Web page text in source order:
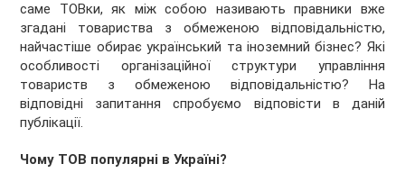
саме ТОВки, як між собою називають правники вже
згадані товариства з обмеженою відповідальністю,
найчастіше обирає український та іноземний бізнес? Які
особливості організаційної структури управління
товариств з обмеженою відповідальністю? На
відповідні запитання спробуємо відповісти в даній
публікації.
Чому ТОВ популярні в Україні?